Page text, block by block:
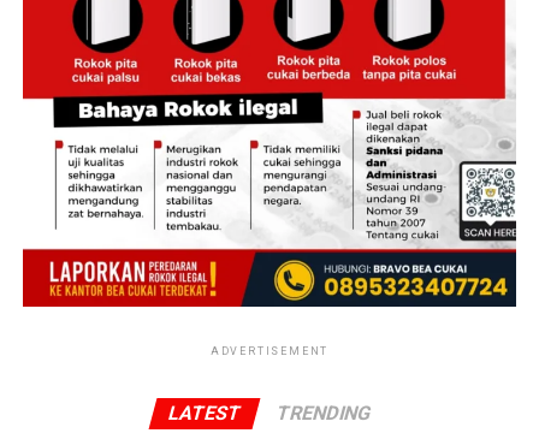
Masuknya pasokan gabah ke gudang-gudang Bulog
secara masif dinilai efektif mencegah penurunan harga
gabah kering panen di tingkat petani yang kerap terjadi
saat pasokan melimpah.
Merespons paparan tersebut, Bupati Jember
Muhammad Fawait menegaskan bahwa kepastian pasar
bagi hasil tani warga menjadi prioritas pemerintah
daerah dalam menjaga pilar ekonomi perdesaan.
bersama Bulog untuk mendukung ketahanan pangan
ADVERTISEMENT
LATEST TRENDING